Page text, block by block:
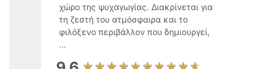
χώρο της ψυχαγωγίας. Διακρίνεται για
τη ζεστή του ατμόσφαιρα και το
φιλόξενο περιβάλλον που δημιουργεί,
...